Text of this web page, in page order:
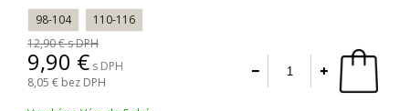
98-104
110-116
12,90s DPH
9,90
s DPH
8,05 bez DPH